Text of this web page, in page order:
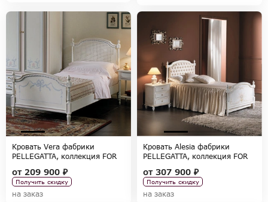
Кровать Vera фабрики
PELLEGATTA, коллекция FOR
от209 900 ₽
Получить скидку
на заказ
Кровать Alesia фабрики
PELLEGATTA, коллекция FOR
от307 900 ₽
Получить скидку
на заказ